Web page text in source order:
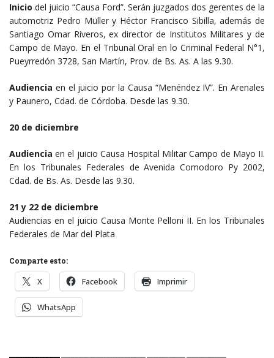
Inicio del juicio “Causa Ford”. Serán juzgados dos gerentes de la
automotriz Pedro Müller y Héctor Francisco Sibilla, además de
Santiago Omar Riveros, ex director de Institutos Militares y de
Campo de Mayo. En el Tribunal Oral en lo Criminal Federal N°1,
Pueyrredón 3728, San Martín, Prov. de Bs. As. A las 9.30.
Audiencia en el juicio por la Causa “Menéndez IV”. En Arenales
y Paunero, Cdad. de Córdoba. Desde las 9.30.
20 de diciembre
Audienciaen el juicio Causa Hospital Militar Campo de Mayo II.
En los Tribunales Federales de Avenida Comodoro Py 2002,
Cdad. de Bs. As. Desde las 9.30.
21 y 22 de diciembre
Audiencias en el juicio Causa Monte Pelloni II. En los Tribunales
Federales de Mar del Plata
Comparte esto:
X Facebook Imprimir
WhatsApp